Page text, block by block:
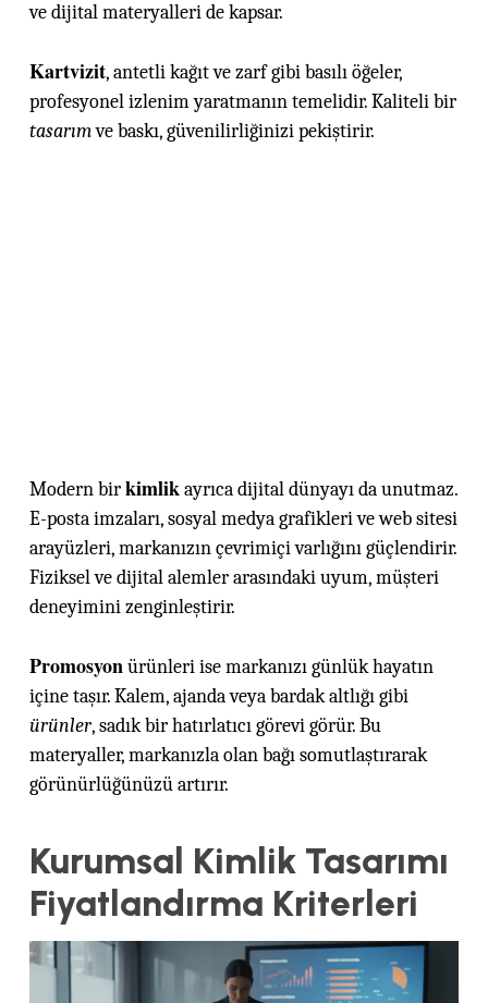
ve dijital materyalleri de kapsar.
Kartvizit, antetli kağıt ve zarf gibi basılı öğeler,
profesyonel izlenim yaratmanın temelidir. Kaliteli bir
tasarımve baskı, güvenilirliğinizi pekiştirir.
Modern birkimlikayrıca dijital dünyayı da unutmaz.
E-posta imzaları, sosyal medya grafikleri ve web sitesi
arayüzleri, markanızın çevrimiçi varlığını güçlendirir.
Fiziksel ve dijital alemler arasındaki uyum, müşteri
deneyimini zenginleştirir.
Promosyonürünleri ise markanızı günlük hayatın
içine taşır. Kalem, ajanda veya bardak altlığı gibi
ürünler, sadık bir hatırlatıcı görevi görür. Bu
materyaller, markanızla olan bağı somutlaştırarak
görünürlüğünüzü artırır.
Kurumsal Kimlik Tasarımı
Fiyatlandırma Kriterleri